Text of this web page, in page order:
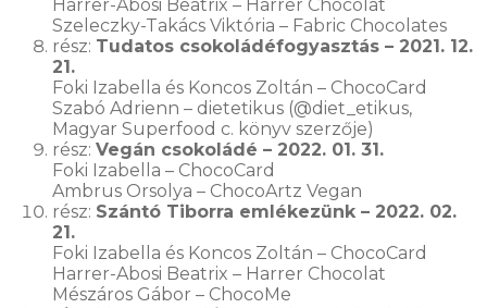
Harrer-Abosi Beatrix – Harrer Chocolat
Szeleczky-Takács Viktória – Fabric Chocolates
rész: Tudatos csokoládéfogyasztás – 2021. 12.
21.
Foki Izabella és Koncos Zoltán – ChocoCard
Szabó Adrienn – dietetikus (@diet_etikus,
Magyar Superfood c. könyv szerzője)
rész: Vegán csokoládé – 2022. 01. 31.
Foki Izabella – ChocoCard
Ambrus Orsolya – ChocoArtz Vegan
rész: Szántó Tiborra emlékezünk – 2022. 02.
21.
Foki Izabella és Koncos Zoltán – ChocoCard
Harrer-Abosi Beatrix – Harrer Chocolat
Mészáros Gábor – ChocoMe